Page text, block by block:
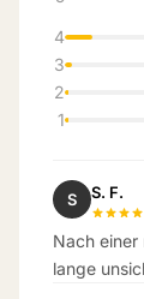
4
3
2
1
S S. F.
Nach einer
lange